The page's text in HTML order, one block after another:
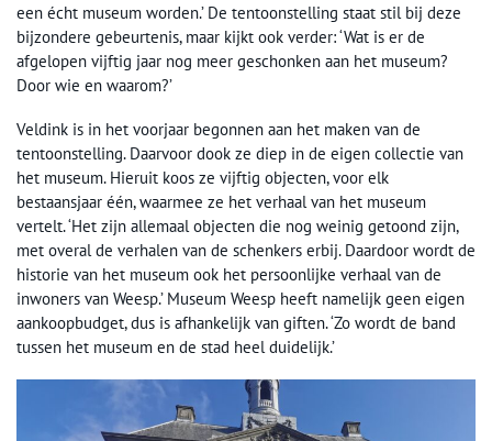
een écht museum worden.’ De tentoonstelling staat stil bij deze
bijzondere gebeurtenis, maar kijkt ook verder: ‘Wat is er de
afgelopen vijftig jaar nog meer geschonken aan het museum?
Door wie en waarom?’
Veldink is in het voorjaar begonnen aan het maken van de
tentoonstelling. Daarvoor dook ze diep in de eigen collectie van
het museum. Hieruit koos ze vijftig objecten, voor elk
bestaansjaar één, waarmee ze het verhaal van het museum
vertelt. ‘Het zijn allemaal objecten die nog weinig getoond zijn,
met overal de verhalen van de schenkers erbij. Daardoor wordt de
historie van het museum ook het persoonlijke verhaal van de
inwoners van Weesp.’ Museum Weesp heeft namelijk geen eigen
aankoopbudget, dus is afhankelijk van giften. ‘Zo wordt de band
tussen het museum en de stad heel duidelijk.’